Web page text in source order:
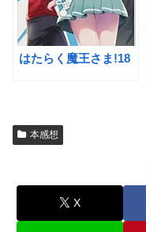
はたらく魔王さま!18
本感想
X